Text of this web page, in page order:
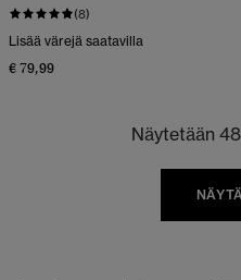
(8)
Lisää värejä saatavilla
€ 79,99
Näytetään